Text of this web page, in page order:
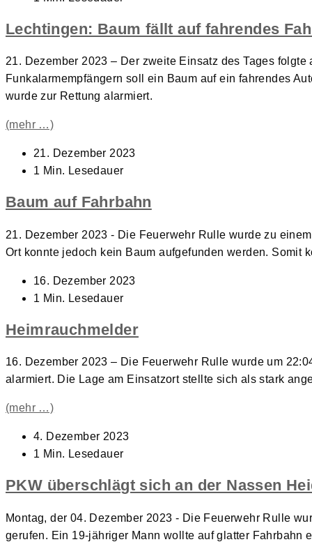
Lechtingen: Baum fällt auf fahrendes
21. Dezember 2023 – Der zweite Einsatz des Tages
Funkalarmempfängern soll ein Baum auf ein fahrendes
wurde zur Rettung alarmiert.
(mehr …)
Beitrag
veröffentlicht:
21. Dezember 2023
Lesedauer:
1 Min. Lesedauer
Baum auf Fahrbahn
21. Dezember 2023 - Die Feuerwehr Rulle wurde zu
Ort konnte jedoch kein Baum aufgefunden werden. Somit
Beitrag
veröffentlicht:
16. Dezember 2023
Lesedauer:
1 Min. Lesedauer
Heimrauchmelder
16. Dezember 2023 – Die Feuerwehr Rulle wurde um
alarmiert. Die Lage am Einsatzort stellte sich als stark
(mehr …)
Beitrag
veröffentlicht:
4. Dezember 2023
Lesedauer:
1 Min. Lesedauer
PKW überschlägt sich an der Nassen
Montag, der 04. Dezember 2023 - Die Feuerwehr Rulle
gerufen. Ein 19-jähriger Mann wollte auf glatter Fahrbahn